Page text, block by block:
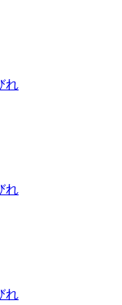
れ
れ
れ